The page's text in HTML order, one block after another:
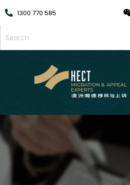
1300 770 585